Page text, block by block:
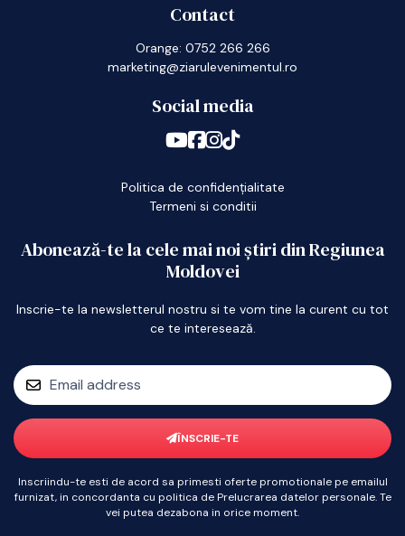
Contact
Orange: 0752 266 266
marketing@ziarulevenimentul.ro
Social media
Politica de confidențialitate
Termeni si conditii
Abonează-te la cele mai noi știri din Regiunea
Moldovei
Inscrie-te la newsletterul nostru si te vom tine la curent cu tot
ce te interesează.
ÎNSCRIE-TE
Inscriindu-te esti de acord sa primesti oferte promotionale pe emailul
furnizat, in concordanta cu politica de Prelucrarea datelor personale. Te
vei putea dezabona in orice moment.